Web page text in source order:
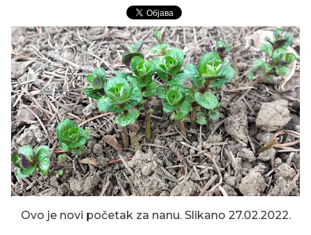
Ovo je novi početak za nanu. Slikano 27.02.2022.